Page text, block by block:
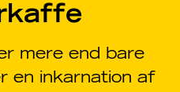
mere end bare
en inkarnation af